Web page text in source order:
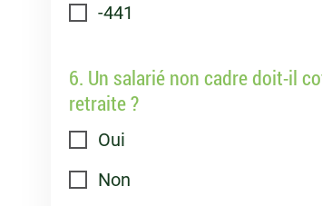
-441
6. Un salarié non cadre doit-il
retraite ?
Oui
Non